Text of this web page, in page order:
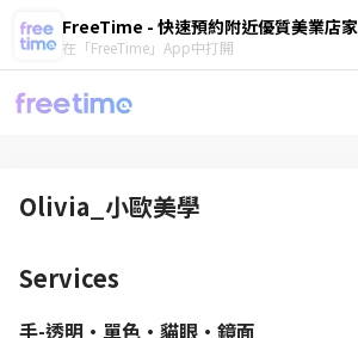
FreeTime - 快速預約附近優質美業店家
在「FreeTime」App中打開
Olivia_小歐美學
Services
手-透明·單色·貓眼·鏡面